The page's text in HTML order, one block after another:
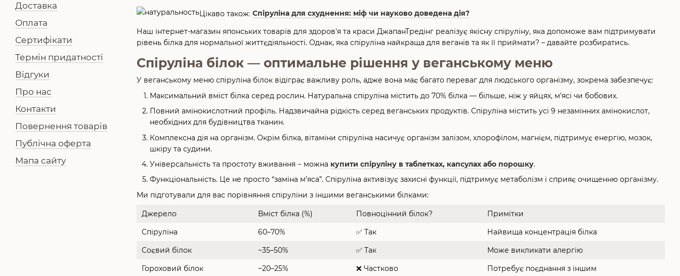
Цікаво також: Спіруліна для схуднення: міф чи науково доведена дія?
Наш інтернет-магазин японських товарів для здоров'я та краси ДжапанТредінг реалізує якісну спіруліну, яка допоможе вам підтримувати
рівень білка для нормальної життєдіяльності. Однак, яка спіруліна найкраща для веганів та як її приймати? – давайте розбиратись.
Спіруліна білок — оптимальне рішення у веганському меню
У веганському меню спіруліна білок відіграє важливу роль, адже вона має багато переваг для людського організму, зокрема забезпечує:
Максимальний вміст білка серед рослин. Натуральна спіруліна містить до 70% білка — більше, ніж у яйцях, м’ясі чи бобових.
Повний амінокислотний профіль. Надзвичайна рідкість серед веганських продуктів. Спіруліна містить усі 9 незамінних амінокислот,
необхідних для будівництва тканин.
Комплексна дія на організм. Окрім білка, вітаміни спіруліна насичує організм залізом, хлорофілом, магнієм, підтримує енергію, мозок,
шкіру та судини.
Універсальність та простоту вживання − можна купити спіруліну в таблетках, капсулах або порошку.
Функціональність. Це не просто “заміна м’яса”. Спіруліна активізує захисні функції, підтримує метаболізм і сприяє очищенню організму.
Ми підготували для вас порівняння спіруліни з іншими веганськими білками:
Джерело Вміст білка (%) Повноцінний білок?
Примітки
Спіруліна
60–70% ✅ Так
Найвища концентрація білка
Соєвий білок
~35–50% ✅ Так
Може викликати алергію
Гороховий білок
~20–25% ❌ Частково
Потребує поєднання з іншим
Доставка
Оплата
Сертифікати
Термін придатності
Відгуки
Про нас
Контакти
Повернення товарів
Публічна оферта
Мапа сайту